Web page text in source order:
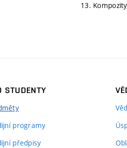
13. Kompozity
STUDENTY
programy
předpisy